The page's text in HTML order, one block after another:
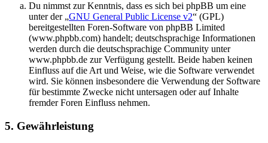
Du nimmst zur Kenntnis, dass es sich bei phpBB um eine
unter der „GNU General Public License v2“ (GPL)
bereitgestellten Foren-Software von phpBB Limited
(www.phpbb.com) handelt; deutschsprachige Informationen
werden durch die deutschsprachige Community unter
www.phpbb.de zur Verfügung gestellt. Beide haben keinen
Einfluss auf die Art und Weise, wie die Software verwendet
wird. Sie können insbesondere die Verwendung der Software
für bestimmte Zwecke nicht untersagen oder auf Inhalte
fremder Foren Einfluss nehmen.
5. Gewährleistung